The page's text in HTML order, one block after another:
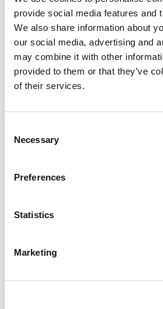
provide social media features and
We also share information about
our social media, advertising and
may combine it with other
provided to them or that they’ve
of their services.
Selection
Necessary
Preferences
Statistics
Marketing